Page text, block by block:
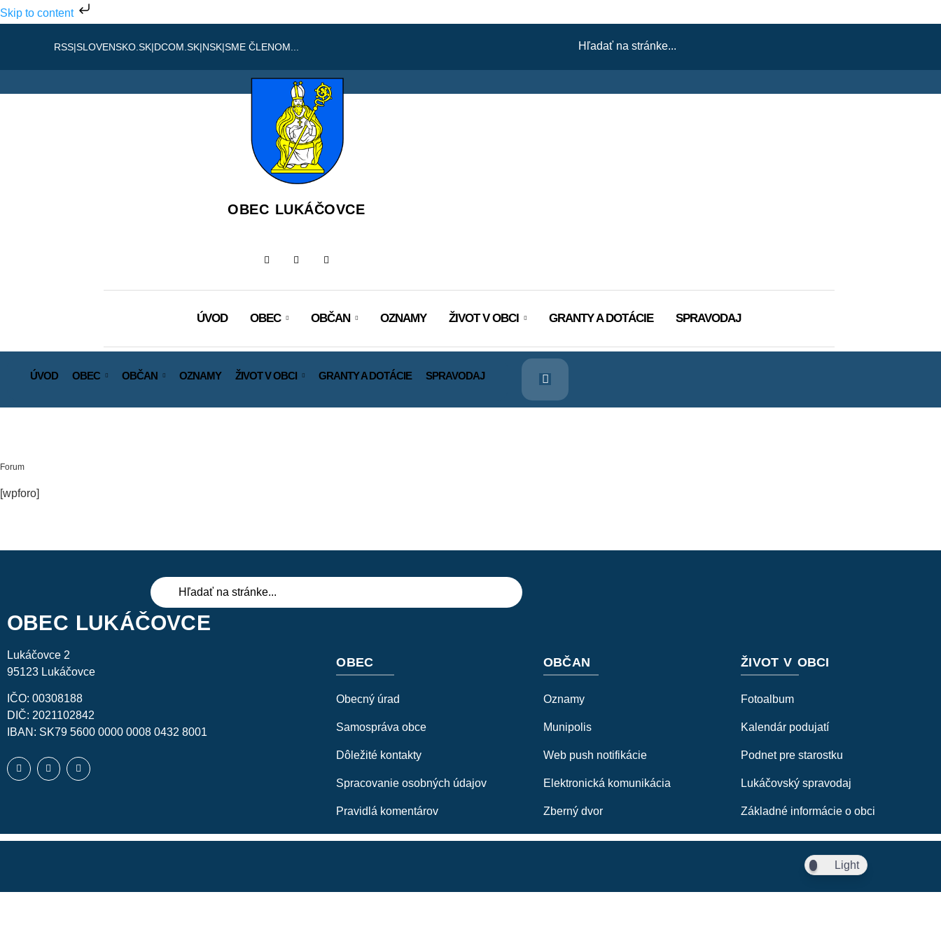
Skip to content
RSS|SLOVENSKO.SK|DCOM.SK|NSK|SME ČLENOM...
OBEC LUKÁČOVCE
ÚVOD OBEC OBČAN OZNAMY ŽIVOT V OBCI GRANTY A DOTÁCIE SPRAVODAJ
ÚVOD OBEC OBČAN OZNAMY ŽIVOT V OBCI GRANTY A DOTÁCIE SPRAVODAJ
Forum
[wpforo]
OBEC LUKÁČOVCE
Lukáčovce 2
95123 Lukáčovce
IČO: 00308188
DIČ: 2021102842
IBAN: SK79 5600 0000 0008 0432 8001
OBEC
Obecný úrad
Samospráva obce
Dôležité kontakty
Spracovanie osobných údajov
Pravidlá komentárov
OBČAN
Oznamy
Munipolis
Web push notifikácie
Elektronická komunikácia
Zberný dvor
ŽIVOT V OBCI
Fotoalbum
Kalendár podujatí
Podnet pre starostku
Lukáčovský spravodaj
Základné informácie o obci
Light